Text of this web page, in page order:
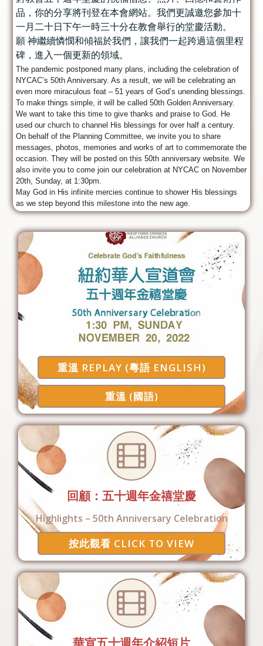
品，你的分享將刊登在本會網站。我們更誠邀您參加十
一月二十日下午一時三十分在教會舉行的堂慶活動。
願 神繼續憐憫和傾福於我們，讓我們一起跨過這個里程
碑，進入一個更新的領域。
The pandemic postponed many plans, including the celebration of
NYCAC’s 50th Anniversary. As a result, we will be celebrating an
even more miraculous feat – 51 years of God’s unending blessings.
To make things simple, it will be called 50th Golden Anniversary.
We want to take this time to give thanks and praise to God. He
used our church to channel His blessings for over half a century.
On behalf of the Planning Committee, we invite you to share
messages, photos, memories and works of art to commemorate the
occasion. They will be posted on this 50th anniversary website. We
also invite you to come join our celebration at NYCAC on November
20th, Sunday, at 1:30pm.
May God in His infinite mercies continue to shower His blessings
as we step beyond this milestone into the new age.
重溫 REPLAY (粵語 ENGLISH)
重溫 (國語)
回顧：五十週年金禧堂慶
Highlights – 50th Anniversary Celebration
按此觀看 CLICK TO VIEW
華宣五十週年介紹短片